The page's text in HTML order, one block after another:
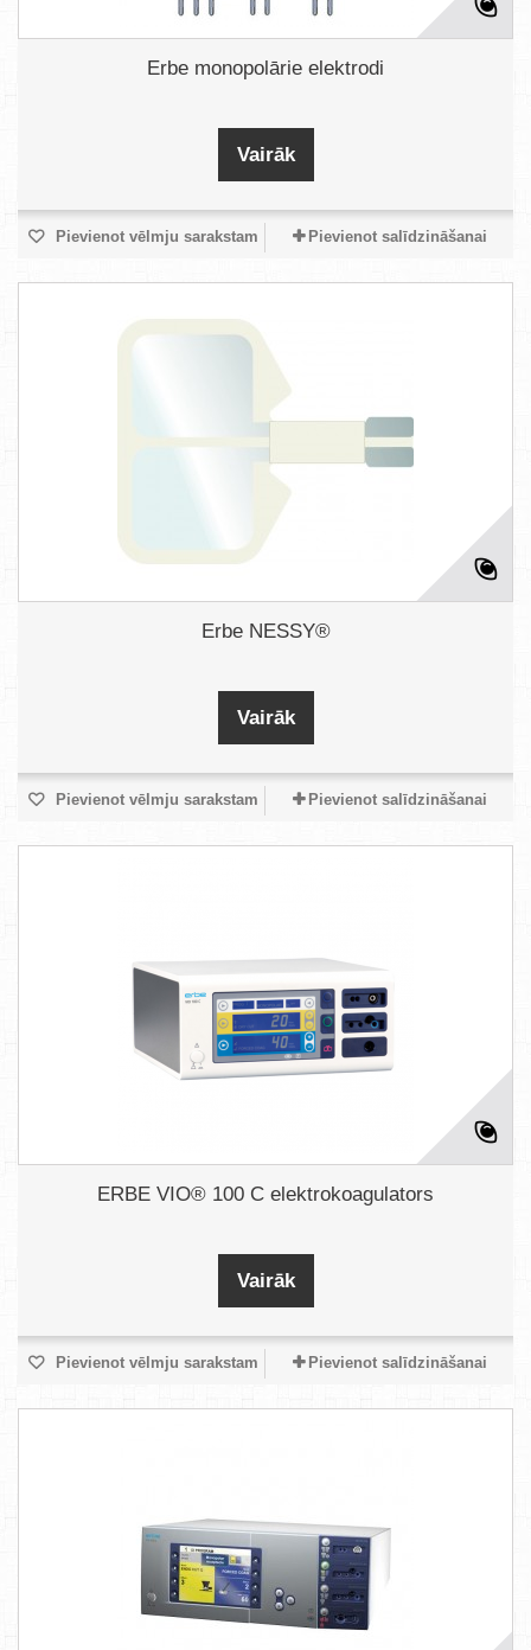
Erbe monopolārie elektrodi
Vairāk
Pievienot vēlmju sarakstam Pievienot salīdzināšanai
Erbe NESSY®
Vairāk
Pievienot vēlmju sarakstam Pievienot salīdzināšanai
ERBE VIO® 100 C elektrokoagulators
Vairāk
Pievienot vēlmju sarakstam Pievienot salīdzināšanai